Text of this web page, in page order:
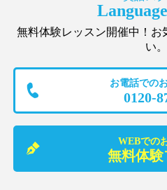
無料体験レッスン開催中！お
い。
お電話での
0120-
WEBでの
無料体